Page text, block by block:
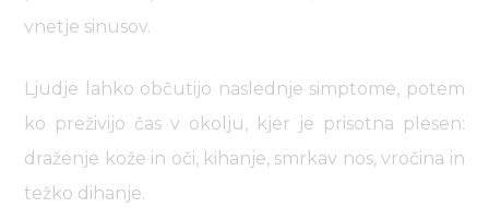
vnetje sinusov.
Ljudje lahko občutijo naslednje simptome, potem
ko preživijo čas v okolju, kjer je prisotna plesen:
draženje kože in oči, kihanje, smrkav nos, vročina in
težko dihanje.